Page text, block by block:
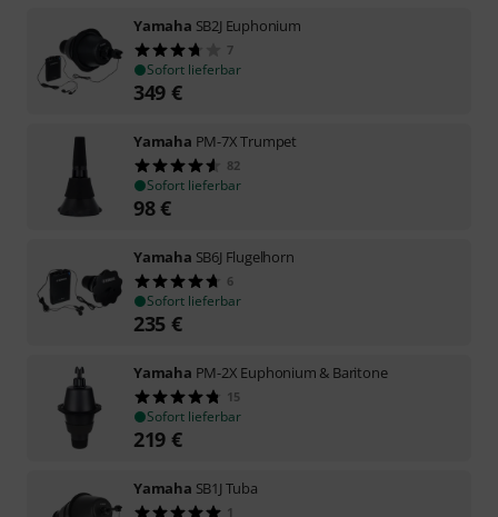
Yamaha SB2J Euphonium
7
Sofort lieferbar
349 €
Yamaha PM-7X Trumpet
82
Sofort lieferbar
98€
Yamaha SB6J Flugelhorn
6
Sofort lieferbar
235 €
Yamaha PM-2X Euphonium & Baritone
15
Sofort lieferbar
219 €
Yamaha SB1J Tuba
1